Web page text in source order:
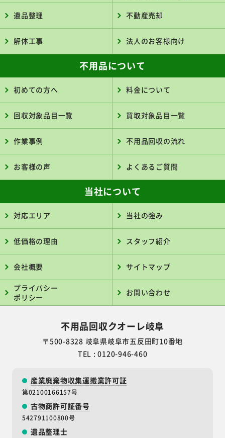
遺品整理 不動産売却
解体工事 法人のお客様向け
不用品について
初めての方へ 料金について
回収対象品目一覧 買取対象品目一覧
作業事例 不用品回収の流れ
お客様の声 よくあるご質問
当社について
対応エリア 当社の強み
低価格の理由 スタッフ紹介
会社概要 サイトマップ
プライバシー
ポリシー
お問い合わせ
不用品回収クオーレ岐阜
〒500-8328 岐阜県岐阜市五反田町10番地
TEL : 0120-946-460
産業廃棄物収集運搬業許可証
第02100166157号
古物商許可証番号
542791100800号
遺品整理士